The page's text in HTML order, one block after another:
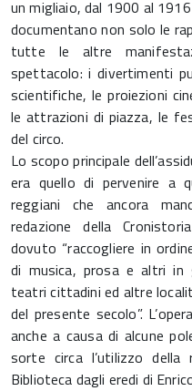
un migliaio, dal 1900 al
documentano non solo le
tutte le altre
spettacolo: i divertimenti
scientifiche, le proiezioni
le attrazioni di piazza, le
del circo.
Lo scopo principale
era quello di pervenire a
reggiani che ancora
redazione della
dovuto “raccogliere in
di musica, prosa e altri in
teatri cittadini ed altre
del presente secolo”.
anche a causa di alcune
sorte circa l’utilizzo
Biblioteca dagli eredi di